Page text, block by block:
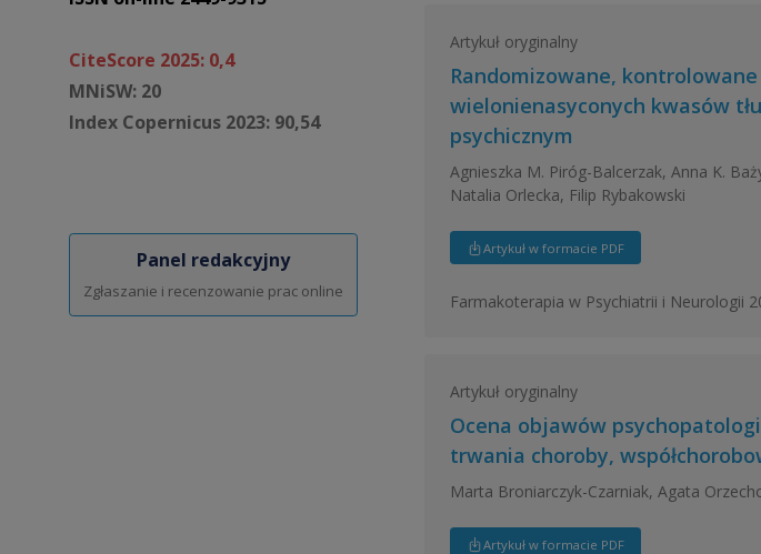
CiteScore 2025: 0,4
MNiSW: 20
Index Copernicus 2023: 90,54
Panel redakcyjny
Zgłaszanie i recenzowanie prac online
Artykuł oryginalny
Randomizowane,
wielonienasyconych kwasów
psychicznym
Agnieszka M. Piróg-Balcerzak, Anna K.
Natalia Orlecka, Filip Rybakowski
Artykuł w formacie PDF
Farmakoterapia w Psychiatrii i Neurologii
Artykuł oryginalny
Ocena objawów
trwania choroby,
Marta Broniarczyk-Czarniak, Agata
Artykuł w formacie PDF